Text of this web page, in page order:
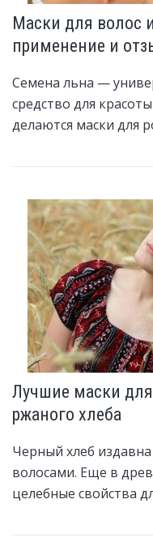
Маски для волос
применение и
Семена льна —
средство для
делаются маски для
Лучшие маски
ржаного хлеба
Черный хлеб
волосами. Еще в
целебные свойства